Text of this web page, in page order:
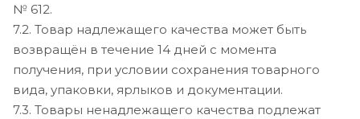
№ 612.
7.2. Товар надлежащего качества может быть
возвращён в течение 14 дней с момента
получения, при условии сохранения товарного
вида, упаковки, ярлыков и документации.
7.3. Товары ненадлежащего качества подлежат